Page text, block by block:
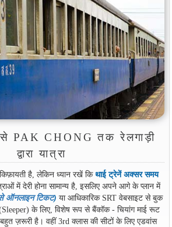
PAK CHONG तक रेलगाड़ी
द्वारा यात्रा
है, लेकिन ध्यान रखें किथाई ट्रेनें अक्सर समय
में देरी होना सामान्य है, इसलिए अपने आगे के प्लान में
ऑनलाइन टिकट) या आधिकारिक SRT वेबसाइट से बुक
के लिए, विशेष रूप से बैंकॉक - चियांग माई रूट
ज़रूरी है। वहीं 3rd क्लास की सीटों के लिए एडवांस